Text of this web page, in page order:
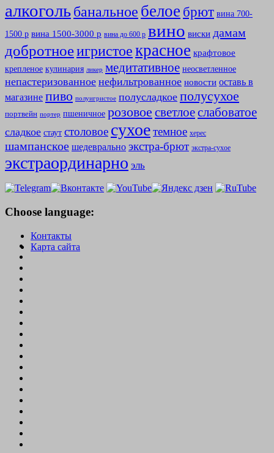
алкогольбанальное белое брют вина 700-
1500 р вина 1500-3000 р вина до 600 р вино виски дамам
добротноеигристоекрасное крафтовое
крепленое кулинария ликер медитативное неосветленное
непастеризованное нефильтрованное новости оставь в
магазине пиво полуигристое полусладкое полусухое
портвейн портер пшеничное розовое светлоеслабоватое
сладкое стаут столовое сухоетемное херес
шампанское шедеврально экстра-брют экстра-сухое
экстраординарно эль
Choose language:
Контакты
Карта сайта